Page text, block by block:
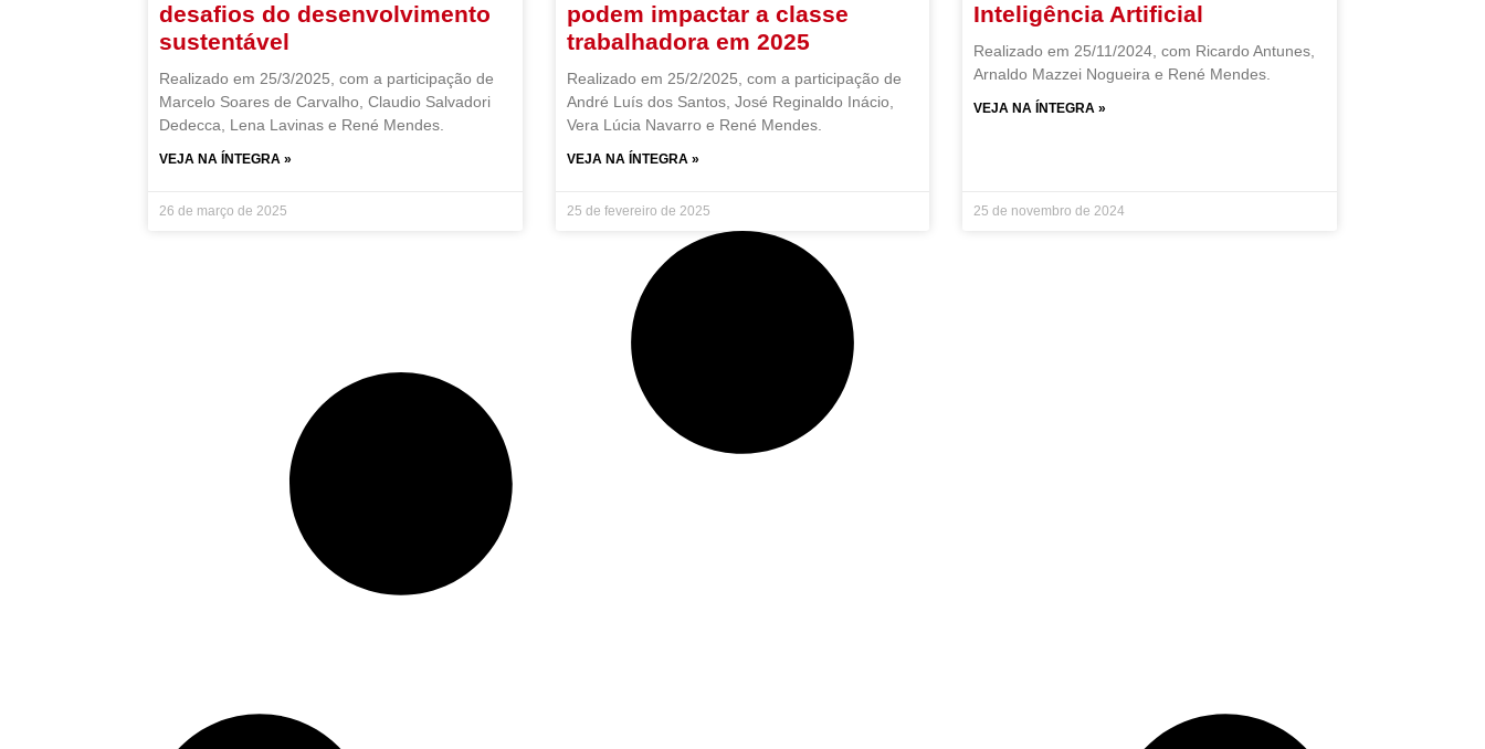
desafios do desenvolvimento
sustentável
Realizado em 25/3/2025, com a participação de
Marcelo Soares de Carvalho, Claudio Salvadori
Dedecca, Lena Lavinas e René Mendes.
VEJA NA ÍNTEGRA »
26 de março de 2025
podem impactar a classe
trabalhadora em 2025
Realizado em 25/2/2025, com a participação de
André Luís dos Santos, José Reginaldo Inácio,
Vera Lúcia Navarro e René Mendes.
VEJA NA ÍNTEGRA »
25 de fevereiro de 2025
Inteligência Artificial
Realizado em 25/11/2024, com Ricardo Antunes,
Arnaldo Mazzei Nogueira e René Mendes.
VEJA NA ÍNTEGRA »
25 de novembro de 2024